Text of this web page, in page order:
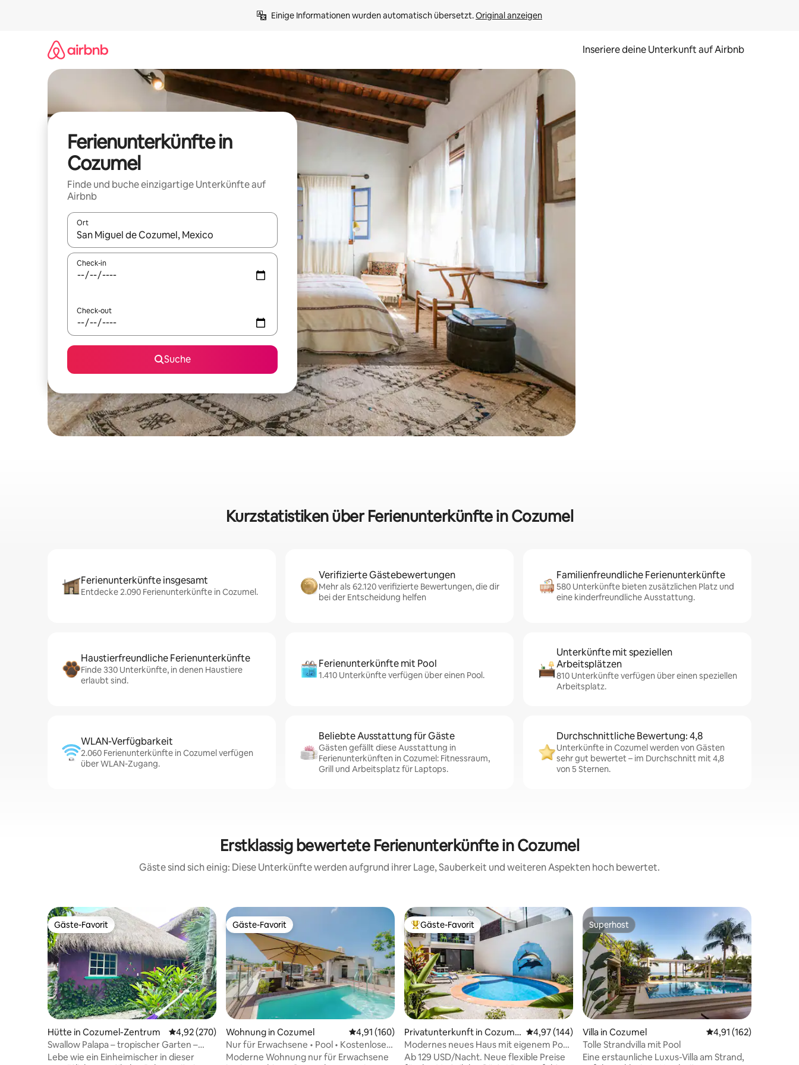
Einige Informationen wurden automatisch übersetzt. Original anzeigen
Inseriere deine Unterkunft auf Airbnb
Ferienunterkünfte in
Cozumel
Finde und buche einzigartige Unterkünfte auf
Airbnb
Ort
Wenn Ergebnisse verfügbar sind, navigiere mit den Pfeiltasten nach oben und unten oder erkunde die Ergebnisse durch Berühren oder Wischgesten.
Check-in
Check-out
Suche
Kurzstatistiken über Ferienunterkünfte in Cozumel
Ferienunterkünfte insgesamt
Entdecke 2.090 Ferienunterkünfte in Cozumel.
Verifizierte Gästebewertungen
Mehr als 62.120 verifizierte Bewertungen, die dir
bei der Entscheidung helfen
Familienfreundliche Ferienunterkünfte
580 Unterkünfte bieten zusätzlichen Platz und
eine kinderfreundliche Ausstattung.
Haustierfreundliche Ferienunterkünfte
Finde 330 Unterkünfte, in denen Haustiere
erlaubt sind.
Ferienunterkünfte mit Pool
1.410 Unterkünfte verfügen über einen Pool.
Unterkünfte mit speziellen
Arbeitsplätzen
810 Unterkünfte verfügen über einen speziellen
Arbeitsplatz.
WLAN-Verfügbarkeit
2.060 Ferienunterkünfte in Cozumel verfügen
über WLAN-Zugang.
Beliebte Ausstattung für Gäste
Gästen gefällt diese Ausstattung in
Ferienunterkünften in Cozumel: Fitnessraum,
Grill und Arbeitsplatz für Laptops.
Durchschnittliche Bewertung: 4,8
Unterkünfte in Cozumel werden von Gästen
sehr gut bewertet – im Durchschnitt mit 4,8
von 5 Sternen.
Erstklassig bewertete Ferienunterkünfte in Cozumel
Gäste sind sich einig: Diese Unterkünfte werden aufgrund ihrer Lage, Sauberkeit und weiteren Aspekten hoch bewertet.
Gäste-Favorit
Gäste-Favorit
Hütte in Cozumel-Zentrum Durchschnittliche Bewertung: 4,92 von 5, 270 Bewertungen
4,92 (270)
Swallow Palapa – tropischer Garten –
Innenstadt
Lebe wie ein Einheimischer in dieser
Gäste-Favorit
Gäste-Favorit
Wohnung in Cozumel Durchschnittliche Bewertung: 4,91 von 5, 160 Bewertungen
4,91 (160)
Nur für Erwachsene • Pool • Kostenlose
Fahrräder • Tauchangebot Nr. 1
Moderne Wohnung nur für Erwachsene
Beliebter Gäste-Favorit.
Gäste-Favorit
Privatunterkunft in Cozume
l
Durchschnittliche Bewertung: 4,97 von 5, 144 Bewertungen
4,97 (144)
Modernes neues Haus mit eigenem Pool.
Triskel Delfin
Ab 129 USD/Nacht. Neue flexible Preise
Superhost
Superhost
Villa in Cozumel Durchschnittliche
4,91 (162)
Tolle Strandvilla mit Pool
Eine erstaunliche Luxus-Villa am Strand,